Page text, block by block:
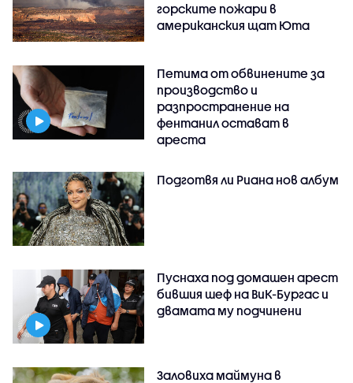
горските пожари в
американския щат Юта
Петима от обвинените за
производство и
разпространение на
фентанил остават в
ареста
Подготвя ли Риана нов албум
Пуснаха под домашен арест
бившия шеф на ВиК-Бургас и
двамата му подчинени
Заловиха маймуна в